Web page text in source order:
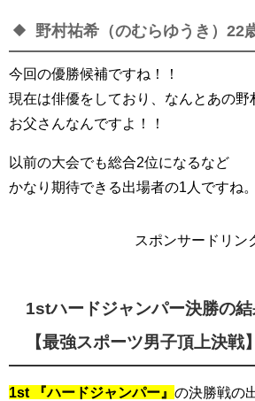
野村祐希（のむらゆうき）22
今回の優勝候補ですね！！
現在は俳優をしており、なんとあの野
お父さんなんですよ！！
以前の大会でも総合2位になるなど
かなり期待できる出場者の1人ですね。
スポンサードリン
1stハードジャンパー決勝の結
【最強スポーツ男子頂上決戦】
1st 『ハードジャンパー』 の決勝戦の